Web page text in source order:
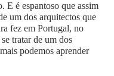
E é espantoso que assim
um dos arquitectos que
fez em Portugal, no
tratar de um dos
podemos aprender